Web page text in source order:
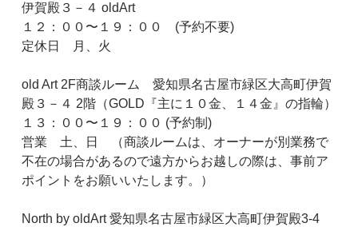
伊賀殿３－４ oldArt
１２：００〜１９：００ (予約不要)
定休日 月、火
old Art 2F商談ルーム 愛知県名古屋市緑区大高町伊賀
殿３－４ 2階（GOLD『主に１０金、１４金』の指輪）
１３：００〜１９：００ (予約制)
営業 土、日 （商談ルームは、オーナーが別業務で
不在の場合があるので遠方からお越しの際は、事前ア
ポイントをお願いいたします。）
North by oldArt 愛知県名古屋市緑区大高町伊賀殿3-4